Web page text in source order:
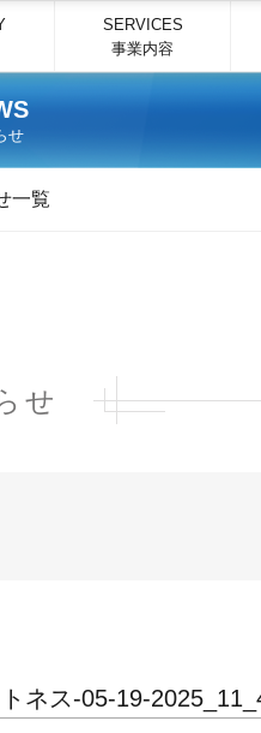
SERVICES
事業内容
せ
一覧
せ
ネス-05-19-